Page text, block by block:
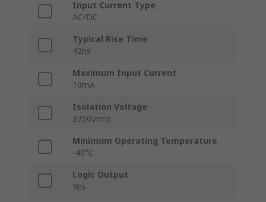
Input Current Type
AC/DC
Typical Rise Time
42ns
Maximum Input Current
10mA
Isolation Voltage
3750Vrms
Minimum Operating Temperature
-40°C
Logic Output
Yes